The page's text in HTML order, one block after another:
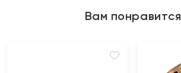
Вам понравится